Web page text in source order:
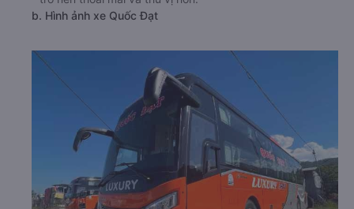
b. Hình ảnh xe Quốc Đạt